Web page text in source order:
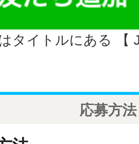
タイトルにある 【
応募方法